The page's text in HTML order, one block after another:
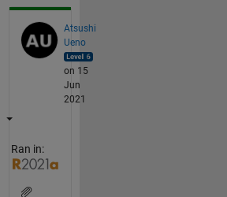
Atsushi
Ueno
on 15
Jun
2021
Ran in: